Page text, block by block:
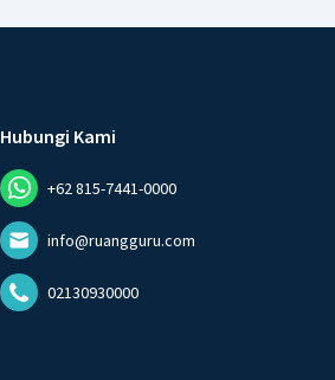
Hubungi Kami
+62 815-7441-0000
info@ruangguru.com
02130930000